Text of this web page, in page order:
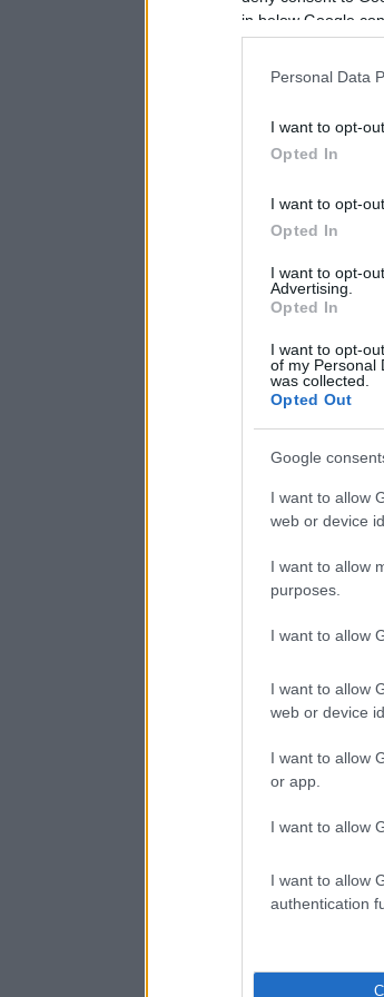
in below Google
Personal Data
I want to opt-
Opted In
I want to opt-
Opted In
I want to opt-
Advertising.
Opted In
I want to opt-
of my Personal
was collected.
Opted Out
Google
I want to allow
web or device
I want to allow
purposes.
I want to allow
I want to allow
web or device
I want to allow
or app.
I want to allow
I want to allow
authentication
JNSZ megyei hírek